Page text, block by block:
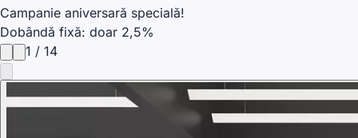
Campanie aniversară specială!
Dobândă fixă: doar 2,5%
1 / 14